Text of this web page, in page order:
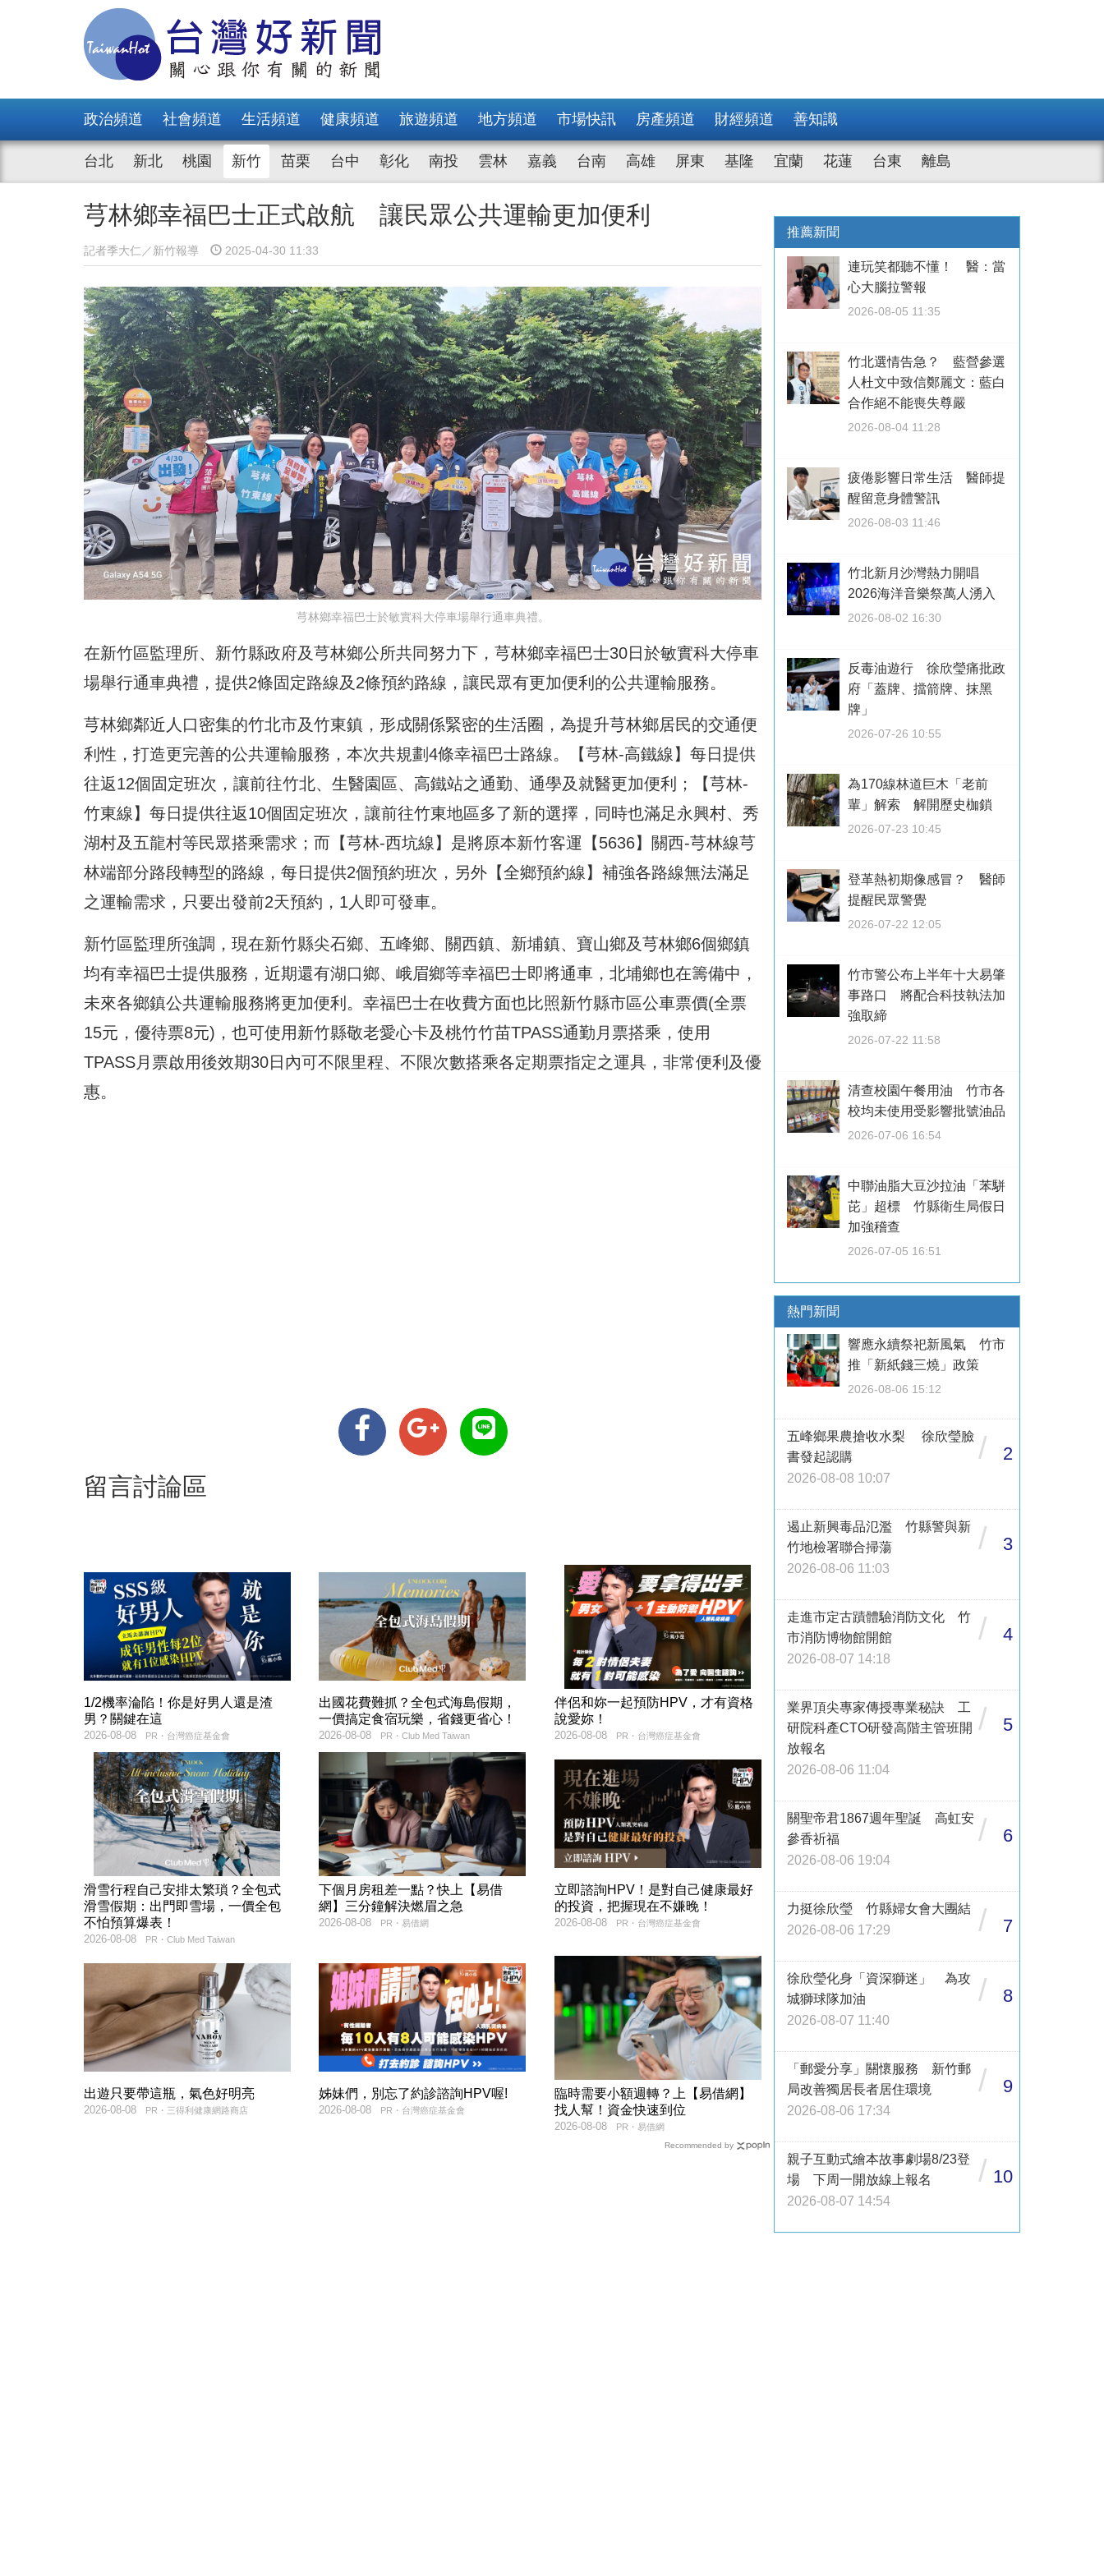
政治頻道 社會頻道 生活頻道 健康頻道 旅遊頻道 地方頻道 市場快訊 房產頻道 財經頻道 善知識
台北 新北 桃園 新竹 苗栗 台中 彰化 南投 雲林 嘉義 台南 高雄 屏東 基隆 宜蘭 花蓮 台東 離島
芎林鄉幸福巴士正式啟航 讓民眾公共運輸更加便利
記者季大仁／新竹報導 2025-04-30 11:33
芎林鄉幸福巴士於敏實科大停車場舉行通車典禮。
在新竹區監理所、新竹縣政府及芎林鄉公所共同努力下，芎林鄉幸福巴士30日於敏實科大停車
場舉行通車典禮，提供2條固定路線及2條預約路線，讓民眾有更加便利的公共運輸服務。
芎林鄉鄰近人口密集的竹北市及竹東鎮，形成關係緊密的生活圈，為提升芎林鄉居民的交通便
利性，打造更完善的公共運輸服務，本次共規劃4條幸福巴士路線。【芎林-高鐵線】每日提供
往返12個固定班次，讓前往竹北、生醫園區、高鐵站之通勤、通學及就醫更加便利；【芎林-
竹東線】每日提供往返10個固定班次，讓前往竹東地區多了新的選擇，同時也滿足永興村、秀
湖村及五龍村等民眾搭乘需求；而【芎林-西坑線】是將原本新竹客運【5636】關西-芎林線芎
林端部分路段轉型的路線，每日提供2個預約班次，另外【全鄉預約線】補強各路線無法滿足
之運輸需求，只要出發前2天預約，1人即可發車。
新竹區監理所強調，現在新竹縣尖石鄉、五峰鄉、關西鎮、新埔鎮、寶山鄉及芎林鄉6個鄉鎮
均有幸福巴士提供服務，近期還有湖口鄉、峨眉鄉等幸福巴士即將通車，北埔鄉也在籌備中，
未來各鄉鎮公共運輸服務將更加便利。幸福巴士在收費方面也比照新竹縣市區公車票價(全票
15元，優待票8元)，也可使用新竹縣敬老愛心卡及桃竹竹苗TPASS通勤月票搭乘，使用
TPASS月票啟用後效期30日內可不限里程、不限次數搭乘各定期票指定之運具，非常便利及優
惠。
留言討論區
1/2機率淪陷！你是好男人還是渣
男？關鍵在這
PR・台灣癌症基金會
2026-08-08
出國花費難抓？全包式海島假期，
一價搞定食宿玩樂，省錢更省心！
PR・Club Med Taiwan
2026-08-08
伴侶和妳一起預防HPV，才有資格
說愛妳！
PR・台灣癌症基金會
2026-08-08
滑雪行程自己安排太繁瑣？全包式
滑雪假期：出門即雪場，一價全包
不怕預算爆表！
PR・Club Med Taiwan
2026-08-08
下個月房租差一點？快上【易借
網】三分鐘解決燃眉之急
PR・易借網
2026-08-08
立即諮詢HPV！是對自己健康最好
的投資，把握現在不嫌晚！
PR・台灣癌症基金會
2026-08-08
出遊只要帶這瓶，氣色好明亮
PR・三得利健康網路商店
2026-08-08
姊妹們，別忘了約診諮詢HPV喔!
PR・台灣癌症基金會
2026-08-08
臨時需要小額週轉？上【易借網】
找人幫！資金快速到位
PR・易借網
2026-08-08
Recommended by
推薦新聞
連玩笑都聽不懂！ 醫：當
心大腦拉警報
2026-08-05 11:35
竹北選情告急？ 藍營參選
人杜文中致信鄭麗文：藍白
合作絕不能喪失尊嚴
2026-08-04 11:28
疲倦影響日常生活 醫師提
醒留意身體警訊
2026-08-03 11:46
竹北新月沙灣熱力開唱
2026海洋音樂祭萬人湧入
2026-08-02 16:30
反毒油遊行 徐欣瑩痛批政
府「蓋牌、擋箭牌、抹黑
牌」
2026-07-26 10:55
為170線林道巨木「老前
輩」解索 解開歷史枷鎖
2026-07-23 10:45
登革熱初期像感冒？ 醫師
提醒民眾警覺
2026-07-22 12:05
竹市警公布上半年十大易肇
事路口 將配合科技執法加
強取締
2026-07-22 11:58
清查校園午餐用油 竹市各
校均未使用受影響批號油品
2026-07-06 16:54
中聯油脂大豆沙拉油「苯駢
芘」超標 竹縣衛生局假日
加強稽查
2026-07-05 16:51
熱門新聞
響應永續祭祀新風氣 竹市
推「新紙錢三燒」政策
2026-08-06 15:12
五峰鄉果農搶收水梨 徐欣瑩臉
書發起認購
2026-08-08 10:07
/ 2
遏止新興毒品氾濫 竹縣警與新
竹地檢署聯合掃蕩
2026-08-06 11:03
/ 3
走進市定古蹟體驗消防文化 竹
市消防博物館開館
2026-08-07 14:18
/ 4
業界頂尖專家傳授專業秘訣 工
研院科產CTO研發高階主管班開
放報名
2026-08-06 11:04
/ 5
關聖帝君1867週年聖誕 高虹安
參香祈福
2026-08-06 19:04
/ 6
力挺徐欣瑩 竹縣婦女會大團結
2026-08-06 17:29
/ 7
徐欣瑩化身「資深獅迷」 為攻
城獅球隊加油
2026-08-07 11:40
/ 8
「郵愛分享」關懷服務 新竹郵
局改善獨居長者居住環境
2026-08-06 17:34
/ 9
親子互動式繪本故事劇場8/23登
場 下周一開放線上報名
2026-08-07 14:54
/ 10